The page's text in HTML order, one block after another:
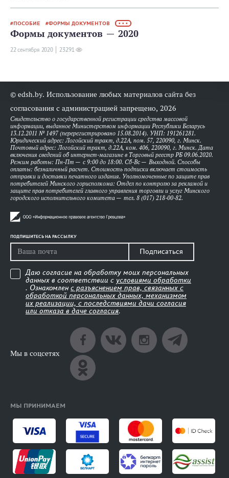
ПОСОБИЕ ФОРМЫ ДОКУМЕНТОВ • • •
Формы документов — 2020
22 сентября 2020 23291
© edsh.by. Использование любых материалов сайта без
согласования с администрацией запрещено, 2026
Свидетельство о государственной регистрации средства массовой
информации, выданное Министерством информации Республики Беларусь
13.12.2011 № 1497 (перерегистрировано 15.08.2014). УНП: 191261281.
Юридический адрес: Логойский тракт, д.22А, пом. 57, 220090, г. Минск.
Почтовый адрес: Логойский тракт, д.22А, ком. 406, 220090, г. Минск. Дата
включения сведений об интернет-магазине в Торговый реестр РБ 09.06.2020.
Режим работы: Пн-Пт — с 9:00 до 18:00. Сб-Вс — Выходной. Способы
оплаты: безналичный расчет. Стоимость подписки включает стоимость
отправки и доставки печатного издания. Уполномоченные по защите прав
потребителей Минского горисполкома: Отдел по контролю за рекламой и
защите прав потребителей главного управления торговли и услуг Минского
городского исполнительного комитета — тел. 8 (017) 218-00-82.
ПОДПИШИТЕСЬ НА РАССЫЛКУ
Подписаться
Даю согласие на обработку моих персональных
данных в соответствии с условиями обработки
. Ознакомлен с разъяснением прав, связанных с
обработкой персональных данных, механизмом
их реализации, с последствиями дачи согласия
или отказа в даче согласия.
Мы в соцсетях
МЫ ПРИНИМАЕМ